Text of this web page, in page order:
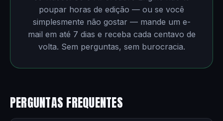
poupar horas de edição — ou se você
simplesmente não gostar — mande um e-
mail em até 7 dias e receba cada centavo de
volta. Sem perguntas, sem burocracia.
PERGUNTAS FREQUENTES